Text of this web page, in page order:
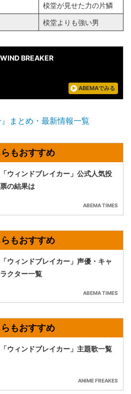
棪堂が見せた力の片鱗
棪堂よりも強い男
WIND BREAKER
ABEMAでみる
』まとめ・最新情報一覧
「ウィンドブレイカー」公式人気投
票の結果は
ABEMA TIMES
「ウィンドブレイカー」声優・キャ
ラクター一覧
ABEMA TIMES
「ウィンドブレイカー」主題歌一覧
ANIME FREAKES